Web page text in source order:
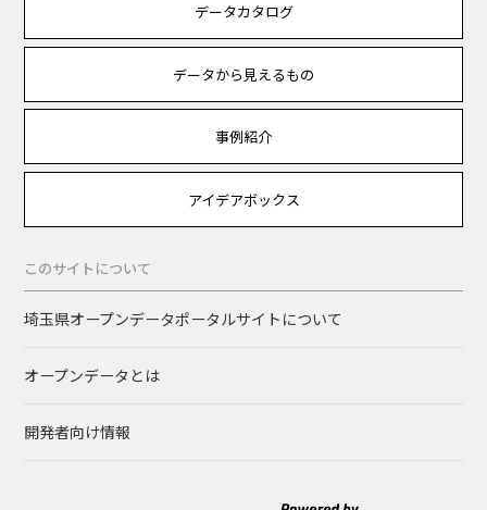
データカタログ
データから見えるもの
事例紹介
アイデアボックス
このサイトについて
埼玉県オープンデータポータルサイトについて
オープンデータとは
開発者向け情報